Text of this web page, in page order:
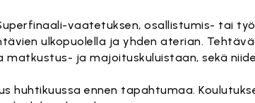
vaatetuksen, osallistumis- tai
ulkopuolella ja yhden aterian.
ja majoituskuluistaan, sekä
huhtikuussa ennen tapahtumaa.